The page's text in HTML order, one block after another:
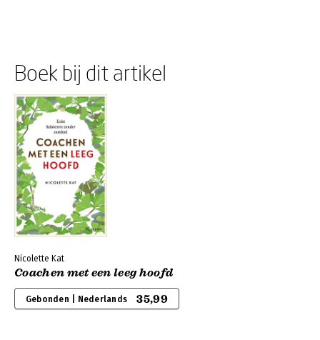
Boek bij dit artikel
Nicolette Kat
Coachen met een leeg hoofd
Gebonden | Nederlands 35,99